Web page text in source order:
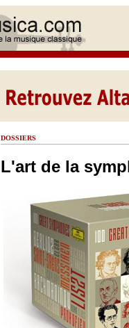
DOSSIERS
L'art de la